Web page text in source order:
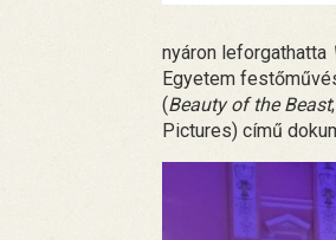
nyáron leforgathatta
Egyetem
(Beauty of the Beast
Pictures) című